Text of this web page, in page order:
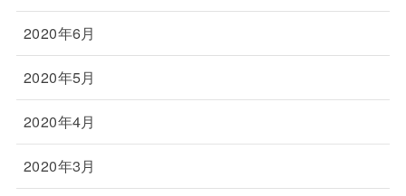
2020年6月
2020年5月
2020年4月
2020年3月